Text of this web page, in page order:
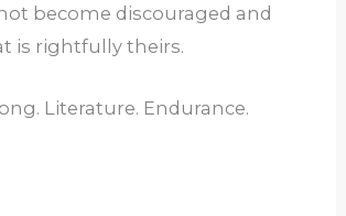
become discouraged and
is rightfully theirs.
Literature. Endurance.